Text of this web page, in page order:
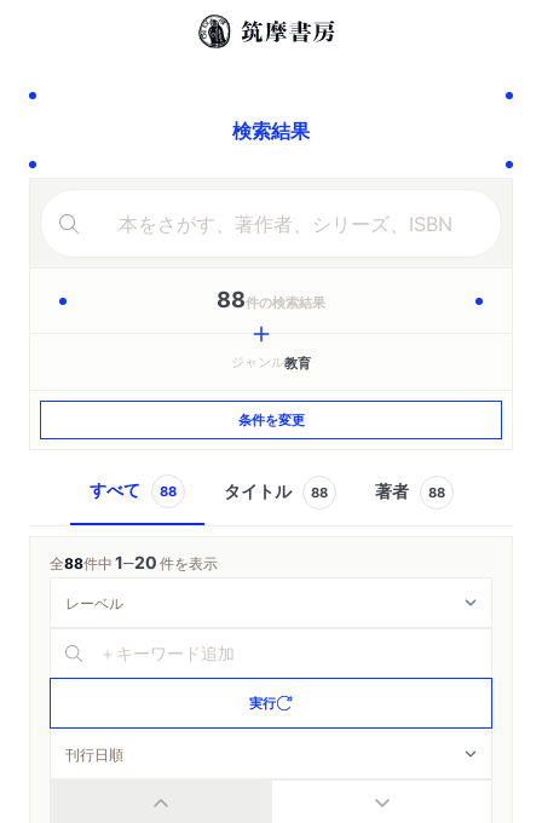
検索結果
88件の検索結果
ジャンル教育
条件を変更
すべて 88 タイトル 88 著者 88
全88件中1─20件を表示
実行